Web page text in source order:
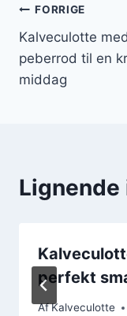
FORRIGE
Kalveculotte med
peberrod til en
middag
perfekt
AfKalveculotte